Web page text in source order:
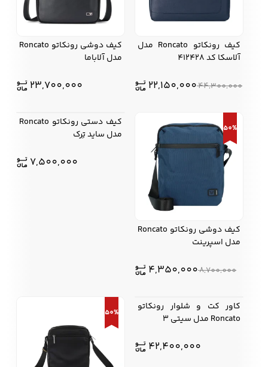
کیف رونکاتو Roncato مدل
آلاسکا کد 412428
44,300,000
22,150,000
کیف دوشی رونکاتو Roncato
مدل آلاباما
23,700,000
50%
کیف دوشی رونکاتو Roncato
مدل اسپرینت
8,700,000
4,350,000
کیف دستی رونکاتو Roncato
مدل ساید تِرک
7,500,000
کاور کت و شلوار رونکاتو
Roncato مدل سیتی 3
42,400,000
50%